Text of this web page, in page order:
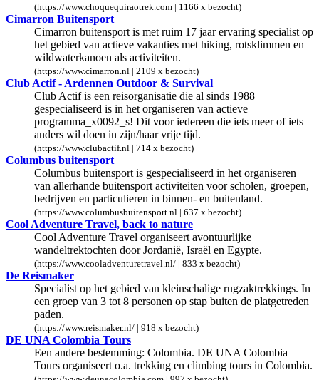
(https://www.choquequiraotrek.com | 1166 x bezocht)
Cimarron Buitensport
Cimarron buitensport is met ruim 17 jaar ervaring specialist op
het gebied van actieve vakanties met hiking, rotsklimmen en
wildwaterkanoen als activiteiten.
(https://www.cimarron.nl | 2109 x bezocht)
Club Actif - Ardennen Outdoor & Survival
Club Actif is een reisorganisatie die al sinds 1988
gespecialiseerd is in het organiseren van actieve
programma_x0092_s! Dit voor iedereen die iets meer of iets
anders wil doen in zijn/haar vrije tijd.
(https://www.clubactif.nl | 714 x bezocht)
Columbus buitensport
Columbus buitensport is gespecialiseerd in het organiseren
van allerhande buitensport activiteiten voor scholen, groepen,
bedrijven en particulieren in binnen- en buitenland.
(https://www.columbusbuitensport.nl | 637 x bezocht)
Cool Adventure Travel, back to nature
Cool Adventure Travel organiseert avontuurlijke
wandeltrektochten door Jordanië, Israël en Egypte.
(https://www.cooladventuretravel.nl/ | 833 x bezocht)
De Reismaker
Specialist op het gebied van kleinschalige rugzaktrekkings. In
een groep van 3 tot 8 personen op stap buiten de platgetreden
paden.
(https://www.reismaker.nl/ | 918 x bezocht)
DE UNA Colombia Tours
Een andere bestemming: Colombia. DE UNA Colombia
Tours organiseert o.a. trekking en climbing tours in Colombia.